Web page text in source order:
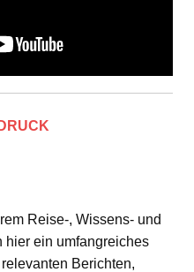
Reise-, Wissens- und
hier ein umfangreiches
Berichten,